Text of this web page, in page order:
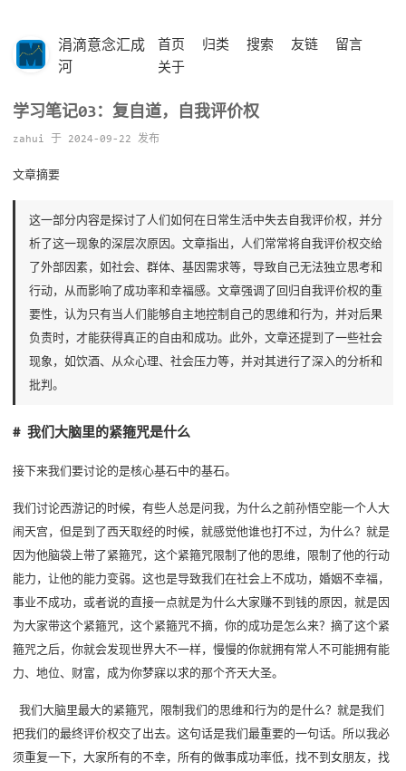
涓滴意念汇成
河
首页 归类 搜索 友链
留言
关于
学习笔记03：复自道，自我评价权
zahui 于 2024-09-22 发布
文章摘要
这一部分内容是探讨了人们如何在日常生活中失去自我评价权，并分
析了这一现象的深层次原因。文章指出，人们常常将自我评价权交给
了外部因素，如社会、群体、基因需求等，导致自己无法独立思考和
行动，从而影响了成功率和幸福感。文章强调了回归自我评价权的重
要性，认为只有当人们能够自主地控制自己的思维和行为，并对后果
负责时，才能获得真正的自由和成功。此外，文章还提到了一些社会
现象，如饮酒、从众心理、社会压力等，并对其进行了深入的分析和
批判。
# 我们大脑里的紧箍咒是什么
接下来我们要讨论的是核心基石中的基石。
我们讨论西游记的时候，有些人总是问我，为什么之前孙悟空能一个人大
闹天宫，但是到了西天取经的时候，就感觉他谁也打不过，为什么？就是
因为他脑袋上带了紧箍咒，这个紧箍咒限制了他的思维，限制了他的行动
能力，让他的能力变弱。这也是导致我们在社会上不成功，婚姻不幸福，
事业不成功，或者说的直接一点就是为什么大家赚不到钱的原因，就是因
为大家带这个紧箍咒，这个紧箍咒不摘，你的成功是怎么来？摘了这个紧
箍咒之后，你就会发现世界大不一样，慢慢的你就拥有常人不可能拥有能
力、地位、财富，成为你梦寐以求的那个齐天大圣。
​ 我们大脑里最大的紧箍咒，限制我们的思维和行为的是什么？就是我们
把我们的最终评价权交了出去。这句话是我们最重要的一句话。所以我必
须重复一下，大家所有的不幸，所有的做事成功率低，找不到女朋友，找